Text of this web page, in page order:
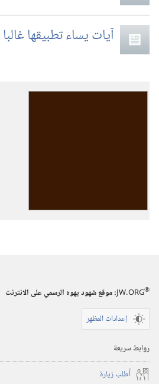
آيات يساء تطبيقها غالبا
JW.ORG®
:‏ موقع شهود يهوه الرسمي على الانترنت
إعدادات المظهر
روابط سريعة
أُطلب زيارة